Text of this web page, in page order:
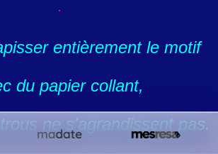
entièrement le motif
du papier collant,
ne s'agrandissent pas.